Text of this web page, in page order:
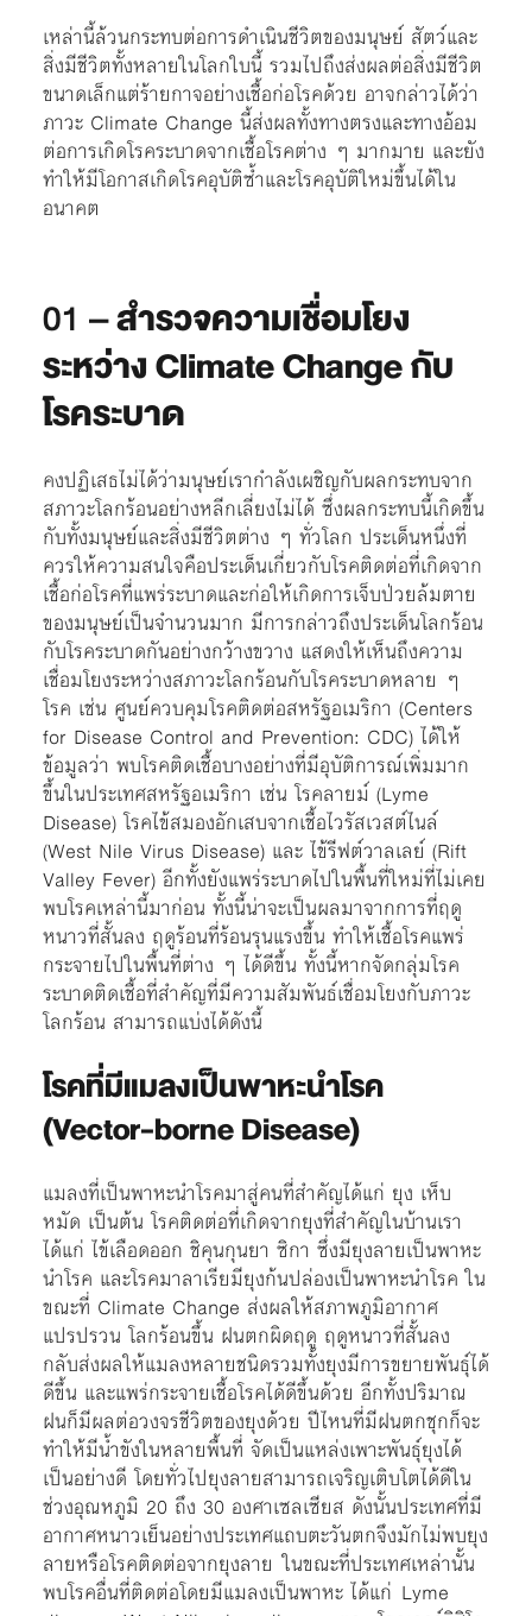
เหล่านี้ล้วนกระทบต่อการดำเนินชีวิตของมนุษย์ สัตว์และ
สิ่งมีชีวิตทั้งหลายในโลกใบนี้ รวมไปถึงส่งผลต่อสิ่งมีชีวิต
ขนาดเล็กแต่ร้ายกาจอย่างเชื้อก่อโรคด้วย อาจกล่าวได้ว่า
ภาวะ Climate Change นี้ส่งผลทั้งทางตรงและทางอ้อม
ต่อการเกิดโรคระบาดจากเชื้อโรคต่าง ๆ มากมาย และยัง
ทำให้มีโอกาสเกิดโรคอุบัติซ้ำและโรคอุบัติใหม่ขึ้นได้ใน
อนาคต
01 –สำรวจความเชื่อมโยง
ระหว่าง Climate Change กับ
โรคระบาด
คงปฏิเสธไม่ได้ว่ามนุษย์เรากำลังเผชิญกับผลกระทบจาก
สภาวะโลกร้อนอย่างหลีกเลี่ยงไม่ได้ ซึ่งผลกระทบนี้เกิดขึ้น
กับทั้งมนุษย์และสิ่งมีชีวิตต่าง ๆ ทั่วโลก ประเด็นหนึ่งที่
ควรให้ความสนใจคือประเด็นเกี่ยวกับโรคติดต่อที่เกิดจาก
เชื้อก่อโรคที่แพร่ระบาดและก่อให้เกิดการเจ็บป่วยล้มตาย
ของมนุษย์เป็นจำนวนมาก มีการกล่าวถึงประเด็นโลกร้อน
กับโรคระบาดกันอย่างกว้างขวาง แสดงให้เห็นถึงความ
เชื่อมโยงระหว่างสภาวะโลกร้อนกับโรคระบาดหลาย ๆ
โรค เช่น ศูนย์ควบคุมโรคติดต่อสหรัฐอเมริกา (Centers
for Disease Control and Prevention: CDC) ได้ให้
ข้อมูลว่า พบโรคติดเชื้อบางอย่างที่มีอุบัติการณ์เพิ่มมาก
ขึ้นในประเทศสหรัฐอเมริกา เช่น โรคลายม์ (Lyme
Disease) โรคไข้สมองอักเสบจากเชื้อไวรัสเวสต์ไนล์
(West Nile Virus Disease) และ ไข้รีฟต์วาลเลย์ (Rift
Valley Fever) อีกทั้งยังแพร่ระบาดไปในพื้นที่ใหม่ที่ไม่เคย
พบโรคเหล่านี้มาก่อน ทั้งนี้น่าจะเป็นผลมาจากการที่ฤดู
หนาวที่สั้นลง ฤดูร้อนที่ร้อนรุนแรงขึ้น ทำให้เชื้อโรคแพร่
กระจายไปในพื้นที่ต่าง ๆ ได้ดีขึ้น ทั้งนี้หากจัดกลุ่มโรค
ระบาดติดเชื้อที่สำคัญที่มีความสัมพันธ์เชื่อมโยงกับภาวะ
โลกร้อน สามารถแบ่งได้ดังนี้
โรคที่มีแมลงเป็นพาหะนำโรค
(Vector-borne Disease)
แมลงที่เป็นพาหะนำโรคมาสู่คนที่สำคัญได้แก่ ยุง เห็บ
หมัด เป็นต้น โรคติดต่อที่เกิดจากยุงที่สำคัญในบ้านเรา
ได้แก่ ไข้เลือดออก ชิคุนกุนยา ซิกา ซึ่งมียุงลายเป็นพาหะ
นำโรค และโรคมาลาเรียมียุงก้นปล่องเป็นพาหะนำโรค ใน
ขณะที่ Climate Change ส่งผลให้สภาพภูมิอากาศ
แปรปรวน โลกร้อนขึ้น ฝนตกผิดฤดู ฤดูหนาวที่สั้นลง
กลับส่งผลให้แมลงหลายชนิดรวมทั้งยุงมีการขยายพันธุ์ได้
ดีขึ้น และแพร่กระจายเชื้อโรคได้ดีขึ้นด้วย อีกทั้งปริมาณ
ฝนก็มีผลต่อวงจรชีวิตของยุงด้วย ปีไหนที่มีฝนตกชุกก็จะ
ทำให้มีน้ำขังในหลายพื้นที่ จัดเป็นแหล่งเพาะพันธุ์ยุงได้
เป็นอย่างดี โดยทั่วไปยุงลายสามารถเจริญเติบโตได้ดีใน
ช่วงอุณหภูมิ 20 ถึง 30 องศาเซลเซียส ดังนั้นประเทศที่มี
อากาศหนาวเย็นอย่างประเทศแถบตะวันตกจึงมักไม่พบยุง
ลายหรือโรคติดต่อจากยุงลาย ในขณะที่ประเทศเหล่านั้น
พบโรคอื่นที่ติดต่อโดยมีแมลงเป็นพาหะ ได้แก่ Lyme